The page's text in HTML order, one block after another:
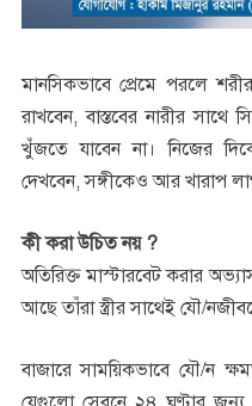
মানসিকভাবে প্রেমে পরলে
রাখবেন, বাস্তবের নারীর সাথে
খুঁজতে যাবেন না। নিজের
দেখবেন, সঙ্গীকেও আর খারাপ
কী করা উচিত নয় ?
অতিরিক্ত মাস্টারবেট করার
আছে তাঁরা স্ত্রীর সাথেই যৌ/
বাজারে সাময়িকভাবে যৌ/ন